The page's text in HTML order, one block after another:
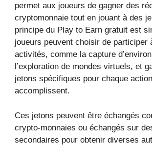
permet aux joueurs de gagner des
cryptomonnaie tout en jouant à des
principe du Play to Earn gratuit est
joueurs peuvent choisir de participer
activités, comme la capture
l’exploration de mondes virtuels, et
jetons spécifiques pour chaque
accomplissent.
Ces jetons peuvent être échangés
crypto-monnaies ou échangés sur
secondaires pour obtenir diverses